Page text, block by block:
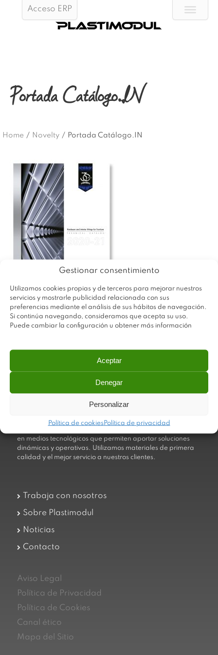
Gestionar consentimiento
Utilizamos cookies propias y de terceros para mejorar nuestros
servicios y mostrarle publicidad relacionada con sus
preferencias mediante el análisis de sus hábitos de navegación.
Si continúa navegando, consideramos que acepta su uso.
Puede cambiar la configuración u obtener más información
Aceptar
Denegar
Personalizar
Política de cookies Política de privacidad
Acceso ERP
Portada Catálogo.IN
Home / Novelty / Portada Catálogo.IN
Plastimodul tiene como objetivo ofrecer productos
en medios tecnológicos que permiten aportar soluciones
dinámicas y operativas. Utilizamos materiales de primera
calidad y el mejor servicio a nuestros clientes.
Trabaja con nosotros
Sobre Plastimodul
Noticias
Contacto
Aviso Legal
Política de Privacidad
Política de Cookies
Canal ético
Mapa del Sitio